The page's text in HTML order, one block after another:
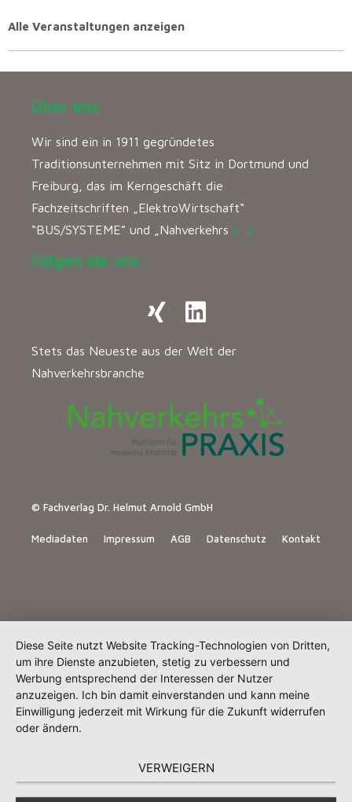
Alle Veranstaltungen anzeigen
Über uns
Wir sind ein in 1911 gegründetes
Traditionsunternehmen mit Sitz in Dortmund und
Freiburg, das im Kerngeschäft die
Fachzeitschriften „ElektroWirtschaft“
“BUS/SYSTEME” und „Nahverkehrs […]
Folgen Sie uns:
Stets das Neueste aus der Welt der
Nahverkehrsbranche
© Fachverlag Dr. Helmut Arnold GmbH
Mediadaten Impressum AGB Datenschutz Kontakt
Diese Seite nutzt Website Tracking-Technologien von Dritten,
um ihre Dienste anzubieten, stetig zu verbessern und
Werbung entsprechend der Interessen der Nutzer
anzuzeigen. Ich bin damit einverstanden und kann meine
Einwilligung jederzeit mit Wirkung für die Zukunft widerrufen
oder ändern.
VERWEIGERN